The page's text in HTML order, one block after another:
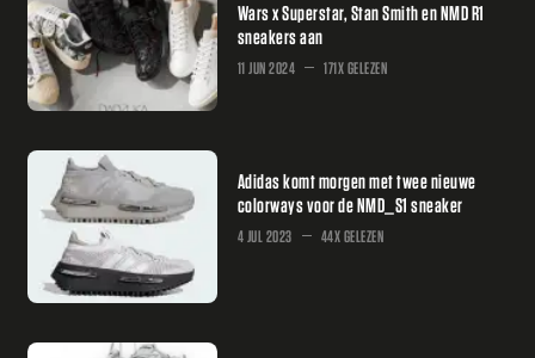
Wars x Superstar, Stan Smith en NMD R1
sneakers aan
11 JUN 2024 171X GELEZEN
Adidas komt morgen met twee nieuwe
colorways voor de NMD_S1 sneaker
4 JUL 2023 44X GELEZEN